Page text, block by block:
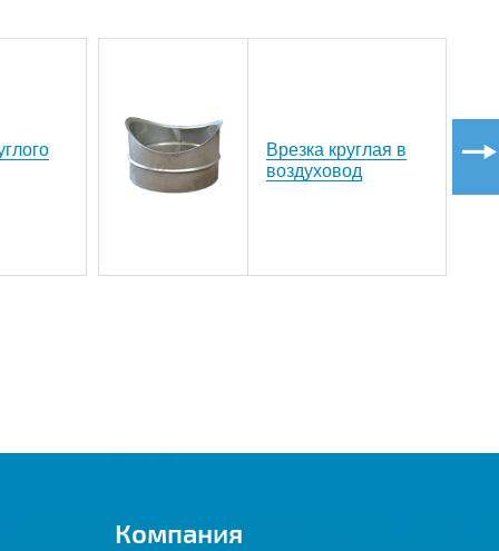
Врезка круглая в
воздуховод
Компания